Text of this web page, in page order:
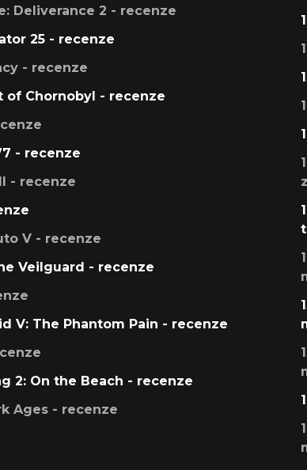
Deliverance 2 - recenze
25 - recenze
- recenze
of Chornobyl - recenze
- recenze
- recenze
V - recenze
Veilguard - recenze
V: The Phantom Pain - recenze
2: On the Beach - recenze
Ages - recenze